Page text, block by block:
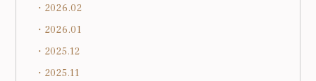
2026.02
2026.01
2025.12
2025.11